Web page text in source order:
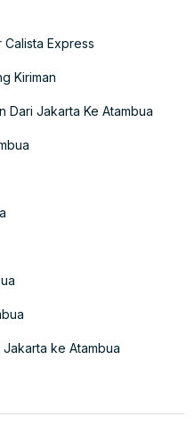
Express
Kiriman
Dari Jakarta Ke Atambua
ke Atambua